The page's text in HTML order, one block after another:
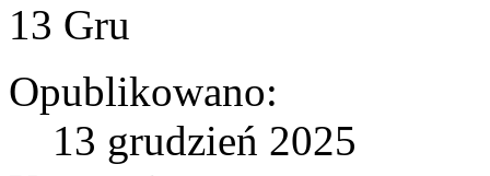
13 Gru
Opublikowano:
13 grudzień 2025